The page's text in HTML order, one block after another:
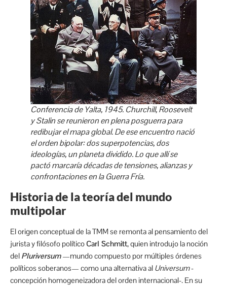
Conferencia de Yalta, 1945. Churchill, Roosevelt
y Stalin se reunieron en plena posguerra para
redibujar el mapa global. De ese encuentro nació
el orden bipolar: dos superpotencias, dos
ideologías, un planeta dividido. Lo que allí se
pactó marcaría décadas de tensiones, alianzas y
confrontaciones en la Guerra Fría.
Historia de la teoría del mundo
multipolar
El origen conceptual de la TMM se remonta al pensamiento del
jurista y filósofo políticoCarl Schmitt, quien introdujo la noción
del Pluriversum—mundo compuesto por múltiples órdenes
políticos soberanos— como una alternativa al Universum-
concepción homogeneizadora del orden internacional-. En su